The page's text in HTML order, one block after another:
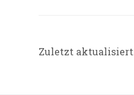
Zuletzt aktualisiert: